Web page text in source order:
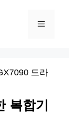
메
복합기